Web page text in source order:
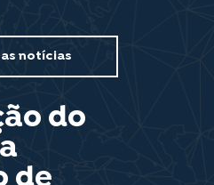
notícias
do